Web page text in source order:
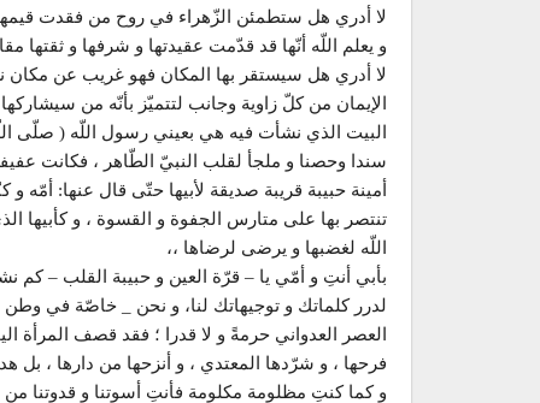
لا أدري هل ستطمئن الزّهراء في روح من فقدت
و يعلم اللّه أنّها قد قدّمت عقيدتها و شرفها و ثقتها
لا أدري هل سيستقر بها المكان فهو غريب عن مكان
الإيمان من كلّ زاوية وجانب لتتميّز بأنّه من
البيت الذي نشأت فيه هي بعيني رسول اللّه ( صلّى
سندا وحصنا و ملجأ لقلب النبيّ الطّاهر ، فكانت
أمينة حبيبة قريبة صديقة لأبيها حتّى قال عنها: أمّه
تنتصر بها على متارس الجفوة و القسوة ، و
اللّه لغضبها و يرضى لرضاها ،،
بأبي أنتِ و أمّي يا – قرّة العين و حبيبة القلب –
لدرر كلماتك و توجيهاتك لنا، و نحن _ خاصّة في
العصر العدواني حرمةً و لا قدرا ؛ فقد قصف المرأة
فرحها ، و شرّدها المعتدي ، و أنزحها من دارها ، بل
و كما كنتِ مظلومة مكلومة فأنتِ أسوتنا و قدوتنا